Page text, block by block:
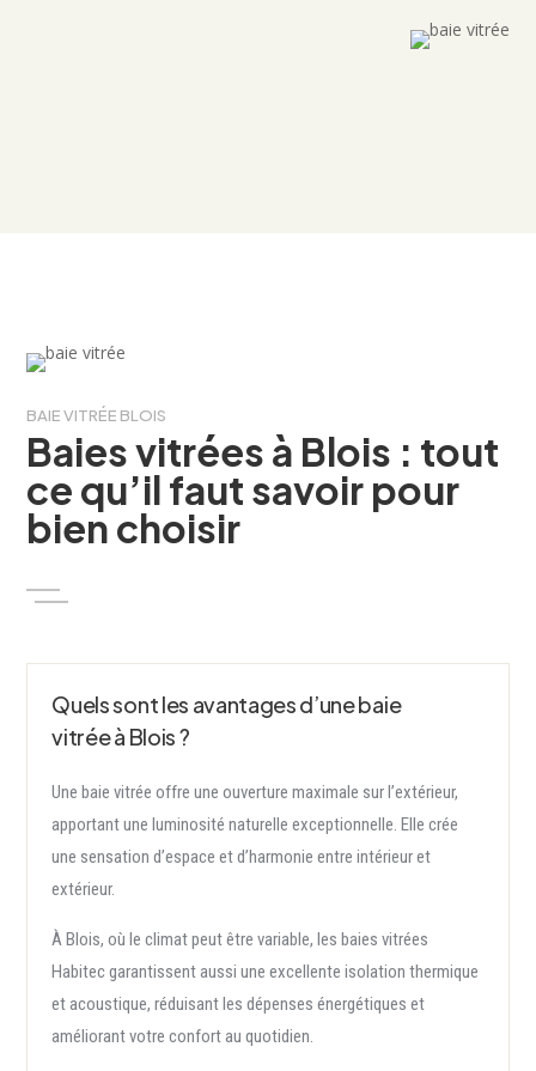
BAIE VITRÉE BLOIS
Baies vitrées à Blois : tout
ce qu’il faut savoir pour
bien choisir
Quels sont les avantages d’une baie
vitrée à Blois ?
Une baie vitrée offre une ouverture maximale sur l’extérieur,
apportant une luminosité naturelle exceptionnelle. Elle crée
une sensation d’espace et d’harmonie entre intérieur et
extérieur.
À Blois, où le climat peut être variable, les baies vitrées
Habitec garantissent aussi une excellente isolation thermique
et acoustique, réduisant les dépenses énergétiques et
améliorant votre confort au quotidien.